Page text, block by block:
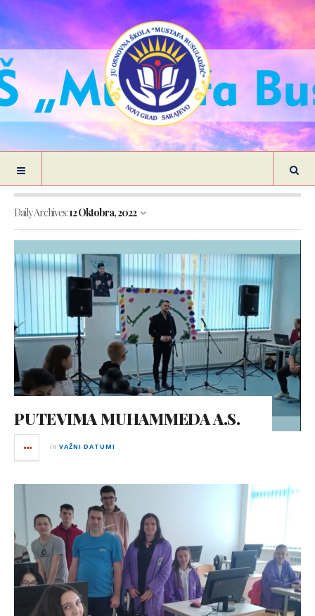
Daily Archives:12 Oktobra, 2022
PUTEVIMA MUHAMMEDA A.S.
in VAŽNI DATUMI